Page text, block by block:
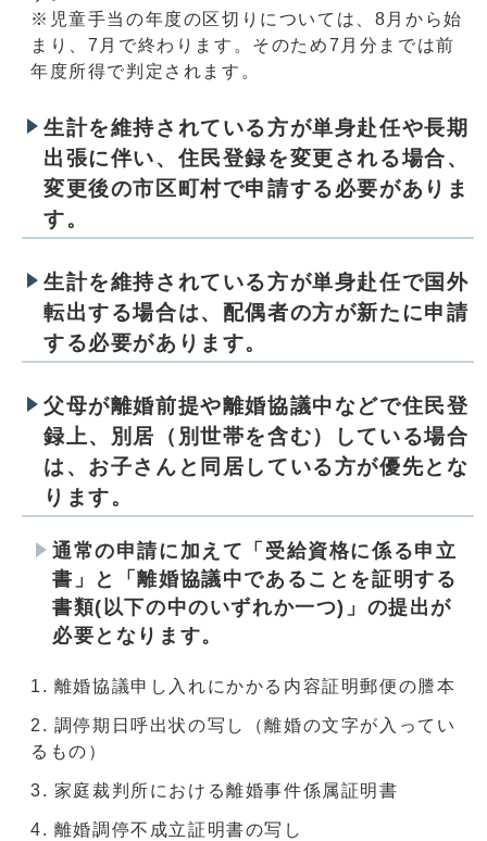
※児童手当の年度の区切りについては、8月から始
まり、7月で終わります。そのため7月分までは前
年度所得で判定されます。
生計を維持されている方が単身赴任や長期
出張に伴い、住民登録を変更される場合、
変更後の市区町村で申請する必要がありま
す。
生計を維持されている方が単身赴任で国外
転出する場合は、配偶者の方が新たに申請
する必要があります。
父母が離婚前提や離婚協議中などで住民登
録上、別居（別世帯を含む）している場合
は、お子さんと同居している方が優先とな
ります。
通常の申請に加えて「受給資格に係る申立
書」と「離婚協議中であることを証明する
書類(以下の中のいずれか一つ)」の提出が
必要となります。
離婚協議申し入れにかかる内容証明郵便の謄本
調停期日呼出状の写し（離婚の文字が入ってい
るもの）
家庭裁判所における離婚事件係属証明書
離婚調停不成立証明書の写し